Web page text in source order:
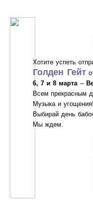
Хотите успеть
Голден Гейт
6, 7 и 8 марта–
Всем прекрасным
Музыка и угощения!
Выбирай день
Мы ждем.